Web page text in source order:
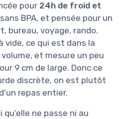
pour 24h de froid et
BPA, et pensée pour un
bureau, voyage, rando.
vide, ce qui est dans la
et mesure un peu
9 cm de large. Donc ce
discrète, on est plutôt
repas entier.
ne passe ni au